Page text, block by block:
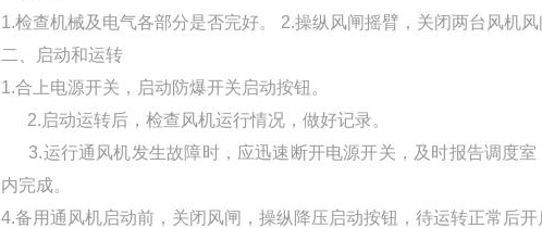
1.检查机械及电气各部分是否完好。 2.操纵风闸摇臂，关闭两台风机风
二、启动和运转
1.合上电源开关，启动防爆开关启动按钮。
2.启动运转后，检查风机运行情况，做好记录。
3.运行通风机发生故障时，应迅速断开电源开关，及时报告调度
内完成。
4.备用通风机启动前，关闭风闸，操纵降压启动按钮，待运转正常后开